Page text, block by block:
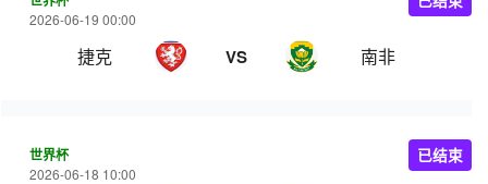
2026-06-19 00:00
捷克 VS 南非
世界杯
2026-06-18 10:00
已结束